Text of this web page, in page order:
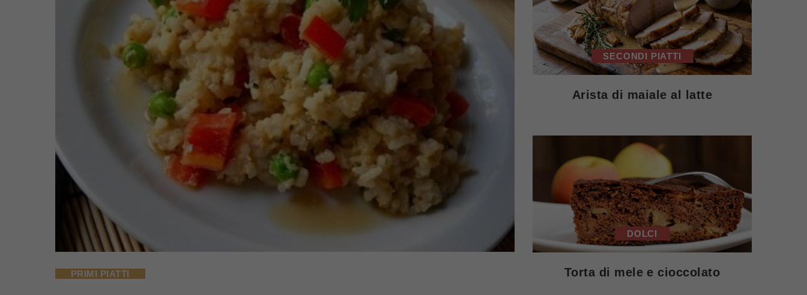
PRIMI PIATTI
SECONDI PIATTI
Arista di maiale al latte
DOLCI
Torta di mele e cioccolato